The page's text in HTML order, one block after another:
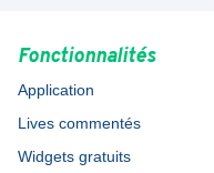
Fonctionnalités
Application
Lives commentés
Widgets gratuits